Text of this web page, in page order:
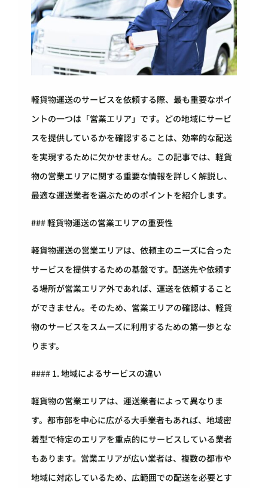
軽貨物運送のサービスを依頼する際、最も重要なポイ
ントの一つは「営業エリア」です。どの地域にサービ
スを提供しているかを確認することは、効率的な配送
を実現するために欠かせません。この記事では、軽貨
物の営業エリアに関する重要な情報を詳しく解説し、
最適な運送業者を選ぶためのポイントを紹介します。
### 軽貨物運送の営業エリアの重要性
軽貨物運送の営業エリアは、依頼主のニーズに合った
サービスを提供するための基盤です。配送先や依頼す
る場所が営業エリア外であれば、運送を依頼すること
ができません。そのため、営業エリアの確認は、軽貨
物のサービスをスムーズに利用するための第一歩とな
ります。
#### 1. 地域によるサービスの違い
軽貨物の営業エリアは、運送業者によって異なりま
す。都市部を中心に広がる大手業者もあれば、地域密
着型で特定のエリアを重点的にサービスしている業者
もあります。営業エリアが広い業者は、複数の都市や
地域に対応しているため、広範囲での配送を必要とす